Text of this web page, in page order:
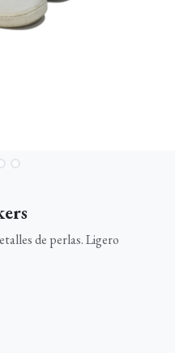
de perlas. Ligero